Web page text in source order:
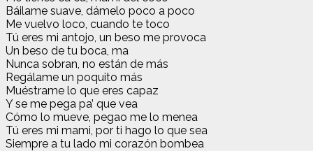
Báilame suave, dámelo poco a poco
Me vuelvo loco, cuando te toco
Tú eres mi antojo, un beso me provoca
Un beso de tu boca, ma
Nunca sobran, no están de más
Regálame un poquito más
Muéstrame lo que eres capaz
Y se me pega pa’ que vea
Cómo lo mueve, pegao me lo menea
Tú eres mi mami, por ti hago lo que sea
Siempre a tu lado mi corazón bombea